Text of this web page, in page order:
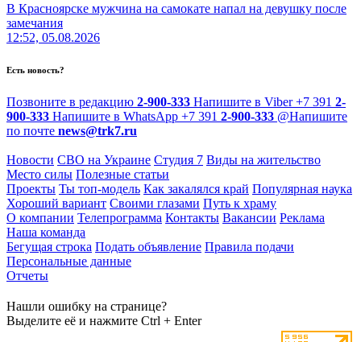
В Красноярске мужчина на самокате напал на девушку после
замечания
12:52, 05.08.2026
Есть новость?
Позвоните в редакцию 2-900-333 Напишите в Viber +7 391 2-
900-333 Напишите в WhatsApp +7 391 2-900-333 @Напишите
по почте news@trk7.ru
Новости СВО на Украине Студия 7 Виды на жительство
Место силы Полезные статьи
Проекты Ты топ-модель Как закалялся край Популярная наука
Хороший вариант Своими глазами Путь к храму
О компании Телепрограмма Контакты Вакансии Реклама
Наша команда
Бегущая строка Подать объявление Правила подачи
Персональные данные
Отчеты
Нашли ошибку на странице?
Выделите её и нажмите Ctrl + Enter